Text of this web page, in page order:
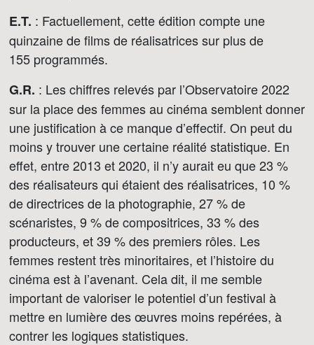
E.T. : Factuellement, cette édition compte une
quinzaine de films de réalisatrices sur plus de
155 programmés.
G.R. : Les chiffres relevés par l’Observatoire 2022
sur la place des femmes au cinéma semblent donner
une justification à ce manque d’effectif. On peut du
moins y trouver une certaine réalité statistique. En
effet, entre 2013 et 2020, il n’y aurait eu que 23 %
des réalisateurs qui étaient des réalisatrices, 10 %
de directrices de la photographie, 27 % de
scénaristes, 9 % de compositrices, 33 % des
producteurs, et 39 % des premiers rôles. Les
femmes restent très minoritaires, et l’histoire du
cinéma est à l’avenant. Cela dit, il me semble
important de valoriser le potentiel d’un festival à
mettre en lumière des œuvres moins repérées, à
contrer les logiques statistiques.